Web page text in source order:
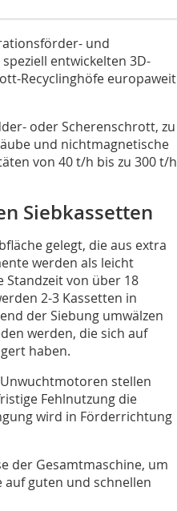
und
entwickelten 3D-
Recyclinghöfe europaweit
oder Scherenschrott, zu
und nichtmagnetische
von 40 t/h bis zu 300 t/h
Siebkassetten
gelegt, die aus extra
werden als leicht
von über 18
2-3 Kassetten in
der Siebung umwälzen
werden, die sich auf
haben.
stellen
Fehlnutzung die
wird in Förderrichtung
der Gesamtmaschine, um
auf guten und schnellen